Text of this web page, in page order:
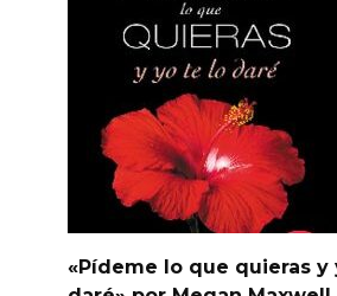
«Pídeme lo que quieras y